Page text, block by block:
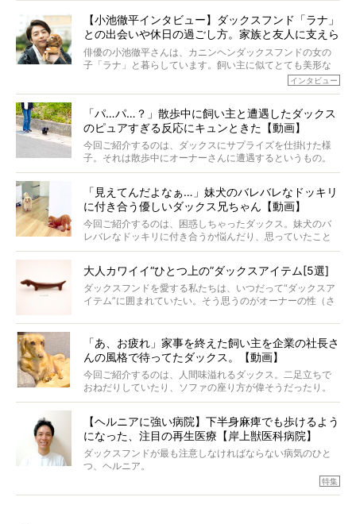
か届きますように。
く」というオーナーさんのポリシーのもと、甘やかさずに
育てられ、18歳になるまで定期検査すらしたことがなかっ
たというココアくん。果たしてその長生きの秘訣とは。
【小池徹平インタビュー】ダックスフンド「ラナ」
との出会いや休日の過ごし方。家族と友人に支えら
れてー
俳優の小池徹平さんは、カニンヘンダックスフンドの女の
子「ラナ」と暮らしています。飼い主に似てとても美形な
ラナは、現在８才。小池さんのインスタグラムでは、ラナ
ケメンから愛されているラナは、去年の誕生日に小池さん
からプレゼントしてもらったハーネスをつけて撮影に参加
してくれました。
インタビュー
「パ…パ…？」散歩中に飼い主と遭遇したダックス
のピュアすぎる反応にキュンときた【動画】
今回ご紹介するのは、ダックスにサプライズを仕掛けた様
子。それは散歩中にオーナーさんに遭遇するというもの。
戸惑って歩きを止めたり、すぐに気付いて追いかけたり、
「見えてんだよなぁ…」妹犬のバレバレなドッキリ
に付き合う優しいダックス兄ちゃん【動画】
今回ご紹介するのは、困惑しちゃったダックス。妹犬のバ
レバレなドッキリに付き合うか悩んだり、思っていたこと
と違う事態に陥ったり。そんなお悩み全開なダックスの様
大人カワイイ“ひとつ上の”ダックスアイテム[5選]
ダックスフンドを愛する私たちは、いつだって“ダックスア
イテム”に囲まれていたい。そう思うのがオーナーの性（さ
ムをご紹介。
「あ、お疲れ」家事を終えた飼い主を企業の社長さ
んの風格で待ってたダックス。【動画】
今回ご紹介するのは、人間味溢れるダックス。二足立ちで
おねだりしていたり、ソファの座り方が偉そうだったり。
今にも言葉を発しそうなダックスの姿は、もう人間にしか
【ヘルニアに強い病院】下半身麻痺でも歩けるよう
になった、注目の再生医療【岸上獣医科病院】
ダックスフンドが最も注意しなければならない病気のひと
つ、ヘルニア。
特集『ヘルニアに、負けない』では、ヘルニアに強い動物特集